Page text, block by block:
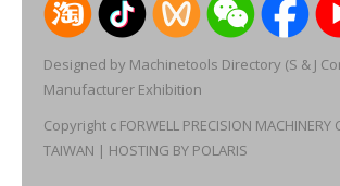
Designed by Machinetools Directory (S & J
Manufacturer Exhibition
Copyright c FORWELL PRECISION MACHINERY
TAIWAN | HOSTING BY POLARIS